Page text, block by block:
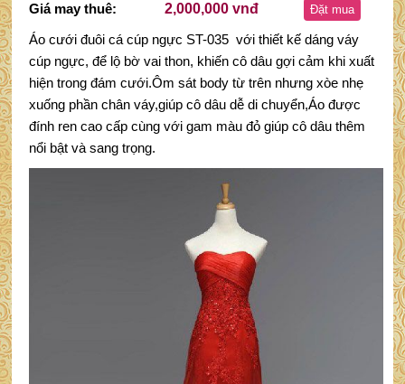
Giá may thuê:
2,000,000 vnđ Đặt mua
Áo cưới đuôi cá cúp ngực ST-035 với thiết kế dáng váy
cúp ngực, để lộ bờ vai thon, khiến cô dâu gợi cảm khi xuất
hiện trong đám cưới.Ôm sát body từ trên nhưng xòe nhẹ
xuống phần chân váy,giúp cô dâu dễ di chuyển,Áo được
đính ren cao cấp cùng với gam màu đỏ giúp cô dâu thêm
nổi bật và sang trọng.